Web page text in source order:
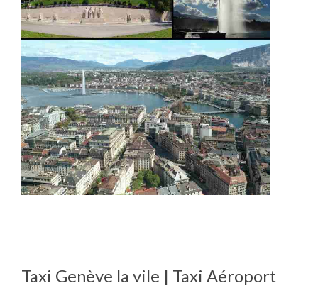
Taxi Genève la vile | Taxi Aéroport